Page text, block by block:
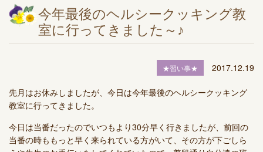
今年最後のヘルシークッキング教
室に行ってきました～♪
★習い事★ 2017.12.19
先月はお休みしましたが、今日は今年最後のヘルシークッキング
教室に行ってきました。
今日は当番だったのでいつもより30分早く行きましたが、前回の
当番の時ももっと早く来られている方がいて、その方が下ごしら